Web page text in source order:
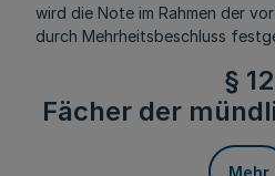
wird die Note im Rahmen der
durch Mehrheitsbeschluss
§ 12
Fächer der
Mehr